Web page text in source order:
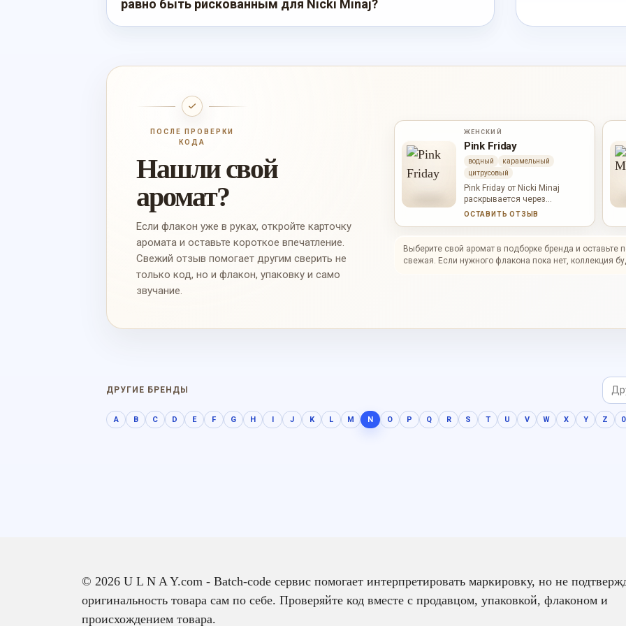
равно быть рискованным для Nicki Minaj?
ПОСЛЕ ПРОВЕРКИ
КОДА
Нашли свой
аромат?
Если флакон уже в руках, откройте карточку
аромата и оставьте короткое впечатление.
Свежий отзыв помогает другим сверить не
только код, но и флакон, упаковку и само
звучание.
ЖЕНСКИЙ
Pink Friday
водный
карамельный
цитрусовый
Pink Friday от Nicki Minaj
раскрывается через
грейпфрут, ежевика,
ежевика, итальянский
мандарин; в сердце
проступают лотос,
ОСТАВИТЬ ОТЗЫВ
Выберите свой аромат в подборке бренда и оставьте
свежая. Если нужного флакона пока нет, коллекция
ДРУГИЕ БРЕНДЫ
A B C D E F G H I J K L M N O P Q R S T U V W X Y Z
© 2026 U L N A Y.com - Batch-code сервис помогает интерпретировать маркировку, но не
оригинальность товара сам по себе. Проверяйте код вместе с продавцом, упаковкой, флаконом и
происхождением товара.